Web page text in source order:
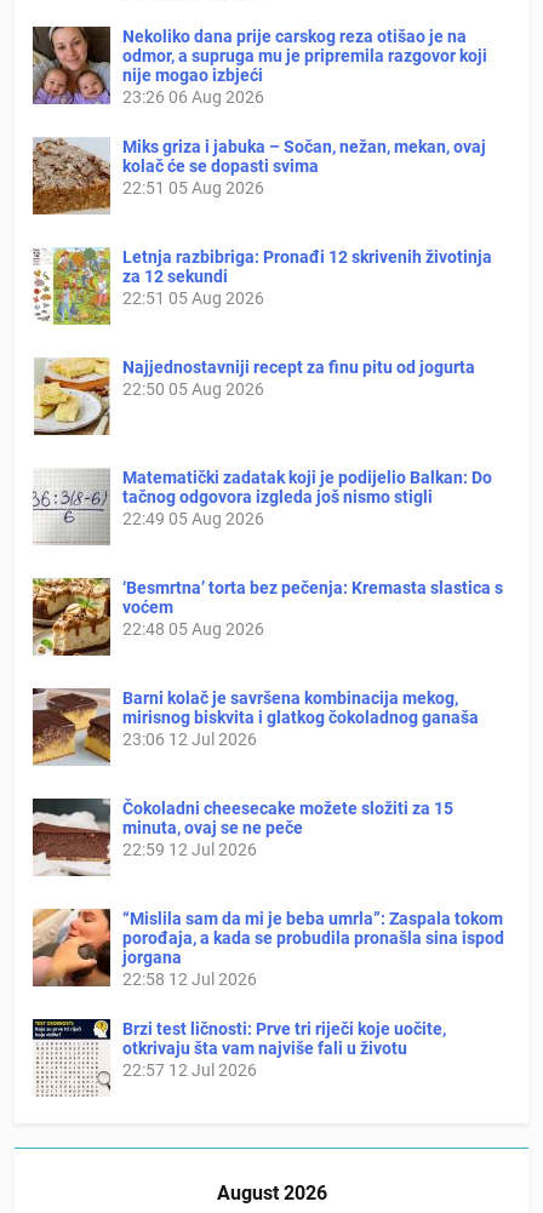
Nekoliko dana prije carskog reza otišao je na
odmor, a supruga mu je pripremila razgovor koji
nije mogao izbjeći
23:26 06 Aug 2026
Miks griza i jabuka – Sočan, nežan, mekan, ovaj
kolač će se dopasti svima
22:51 05 Aug 2026
Letnja razbibriga: Pronađi 12 skrivenih životinja
za 12 sekundi
22:51 05 Aug 2026
Najjednostavniji recept za finu pitu od jogurta
22:50 05 Aug 2026
Matematički zadatak koji je podijelio Balkan: Do
tačnog odgovora izgleda još nismo stigli
22:49 05 Aug 2026
‘Besmrtna’ torta bez pečenja: Kremasta slastica s
voćem
22:48 05 Aug 2026
Barni kolač je savršena kombinacija mekog,
mirisnog biskvita i glatkog čokoladnog ganaša
23:06 12 Jul 2026
Čokoladni cheesecake možete složiti za 15
minuta, ovaj se ne peče
22:59 12 Jul 2026
“Mislila sam da mi je beba umrla”: Zaspala tokom
porođaja, a kada se probudila pronašla sina ispod
jorgana
22:58 12 Jul 2026
Brzi test ličnosti: Prve tri riječi koje uočite,
otkrivaju šta vam najviše fali u životu
22:57 12 Jul 2026
August 2026